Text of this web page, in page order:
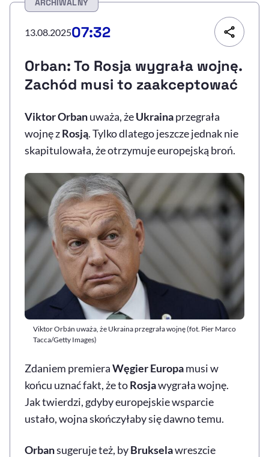
Sprawdź, jak i dlaczego zwiększamy dostępność , otwiera się w nowym
Deklaracja dostępności, otwiera się w nowym oknie
Zgłoś problem
, otwiera się w
ARCHIWALNY
13.08.202507:32
Orban: To Rosja wygrała wojnę.
Zachód musi to zaakceptować
Viktor Orbanuważa, żeUkrainaprzegrała
wojnę zRosją. Tylko dlatego jeszcze jednak nie
skapitulowała, że otrzymuje europejską broń.
Viktor Orbán uważa, że Ukraina przegrała wojnę (fot. Pier Marco
Tacca/Getty Images)
Zdaniem premieraWęgierEuropamusi w
końcu uznać fakt, że toRosjawygrała wojnę.
Jak twierdzi, gdyby europejskie wsparcie
ustało, wojna skończyłaby się dawno temu.
Orbansugeruje też, byBrukselawreszcie